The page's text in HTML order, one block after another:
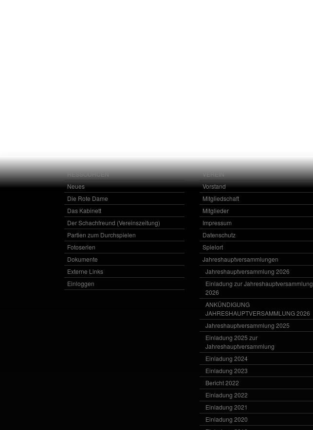
RESSOURCEN
Neues
Die Rote Dame
Das Kabinett
Der Schachfreund (Vereinszeitung)
Partien zum Durchspielen
Fotoserien
Dokumente
Externe Links
Einloggen
VEREIN
Vorstand
Mitgliedschaft
Mitglieder
Impressum
Datenschutz
Spielort
Jahreshauptversammlungen
Jahreshauptversammlung 2026
Einladung zur Jahreshauptversammlung
2026
ANKÜNDIGUNG
JAHRESHAUPTVERSAMMLUNG 2026
Jahreshauptversammlung 2025
Einladung 2025 zur
Jahreshauptversammlung
Einladung 2024
Einladung 2023
Bericht 2022
Einladung 2022
Einladung 2021
Einladung 2020